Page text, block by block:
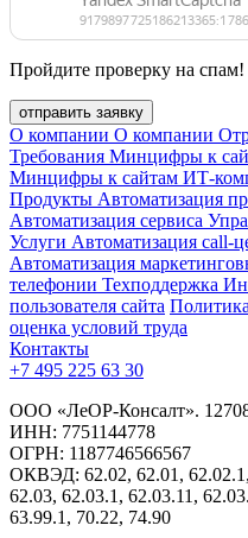
Пройдите проверку на спам!
отправить заявку
О компании О компании
Требования Минцифры к
Минцифры к сайтам ИТ-
Продукты Автоматизация
Автоматизация сервиса
Услуги Автоматизация call-
Автоматизация
телефонии Техподдержка
пользователя сайта
оценка условий труда
Контакты
+7 495 225 63 30
ООО «ЛеОР-Консалт».
ИНН: 7751144778
ОГРН: 1187746566567
ОКВЭД: 62.02, 62.01,
62.03, 62.03.1, 62.03.11,
63.99.1, 70.22, 74.90